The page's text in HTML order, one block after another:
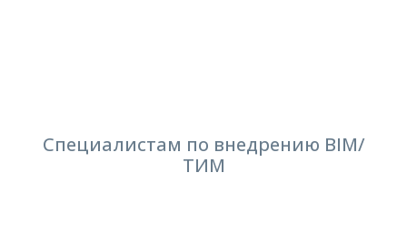
Специалистам по внедрению BIM/
ТИМ